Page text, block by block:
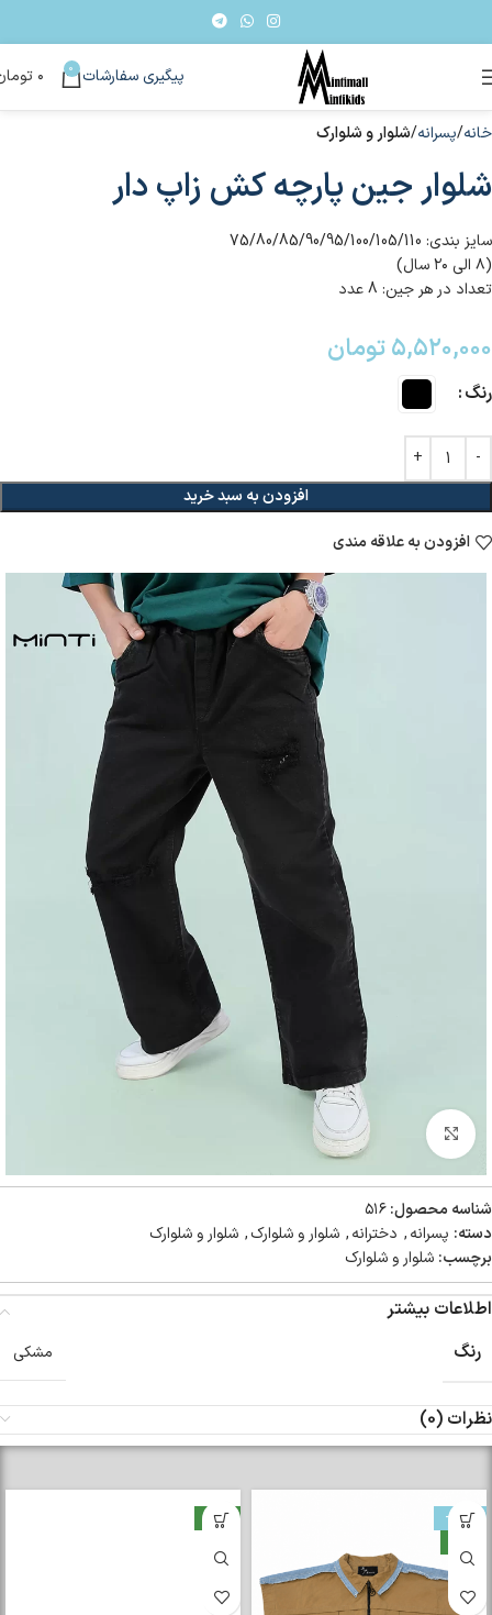
پیگیری سفارشات 0 ۰
خانه پسرانه شلوار و شلوارک
شلوار جین پارچه کش زاپ دار
سایز بندی: 75/80/85/90/95/100/105/110
(۸ الی ۲۰ سال)
تعداد در هر جین: 8 عدد
۵,۵۲۰,۰۰۰تومان
رنگ
افزودن به سبد خرید
افزودن به علاقه مندی
بزرگنمایی تصویر
شناسه محصول:۵۱۶
دسته: پسرانه, دخترانه, شلوار و شلوارک, شلوار و شلوارک
برچسب: شلوار و شلوارک
اطلاعات بیشتر
رنگ
مشکی
نظرات (0)
-33%
جدید